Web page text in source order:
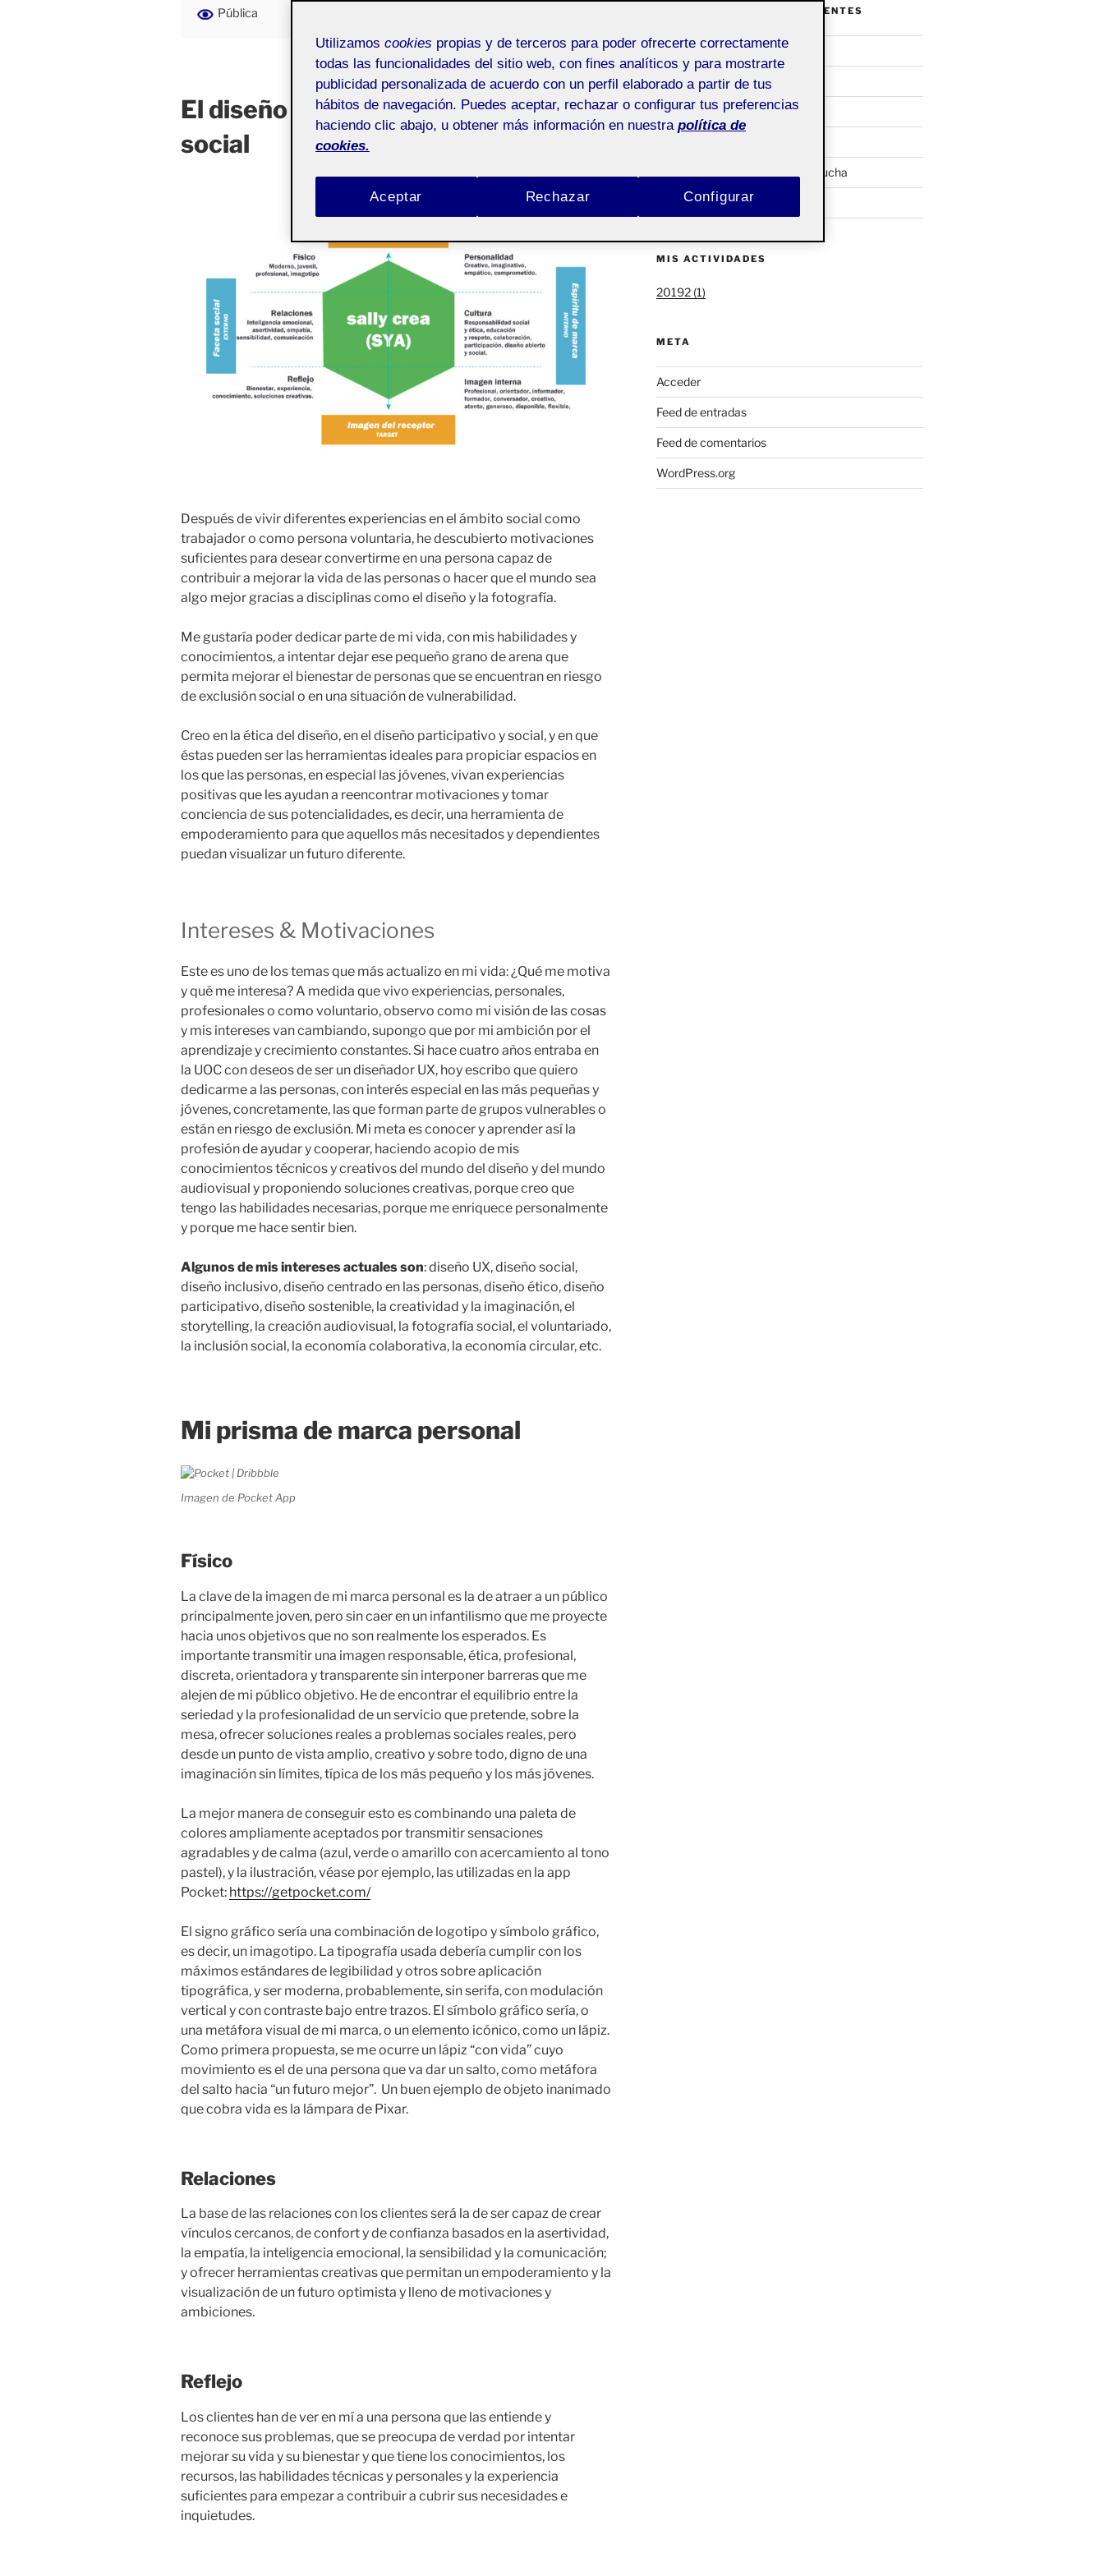
Pública
El diseño y la fotografía en el ámbito
social
Después de vivir diferentes experiencias en el ámbito social como
trabajador o como persona voluntaria, he descubierto motivaciones
suficientes para desear convertirme en una persona capaz de
contribuir a mejorar la vida de las personas o hacer que el mundo sea
algo mejor gracias a disciplinas como el diseño y la fotografía.
Me gustaría poder dedicar parte de mi vida, con mis habilidades y
conocimientos, a intentar dejar ese pequeño grano de arena que
permita mejorar el bienestar de personas que se encuentran en riesgo
de exclusión social o en una situación de vulnerabilidad.
Creo en la ética del diseño, en el diseño participativo y social, y en que
éstas pueden ser las herramientas ideales para propiciar espacios en
los que las personas, en especial las jóvenes, vivan experiencias
positivas que les ayudan a reencontrar motivaciones y tomar
conciencia de sus potencialidades, es decir, una herramienta de
empoderamiento para que aquellos más necesitados y dependientes
puedan visualizar un futuro diferente.
Intereses & Motivaciones
Este es uno de los temas que más actualizo en mi vida: ¿Qué me motiva
y qué me interesa? A medida que vivo experiencias, personales,
profesionales o como voluntario, observo como mi visión de las cosas
y mis intereses van cambiando, supongo que por mi ambición por el
aprendizaje y crecimiento constantes. Si hace cuatro años entraba en
la UOC con deseos de ser un diseñador UX, hoy escribo que quiero
dedicarme a las personas, con interés especial en las más pequeñas y
jóvenes, concretamente, las que forman parte de grupos vulnerables o
están en riesgo de exclusión. Mi meta es conocer y aprender así la
profesión de ayudar y cooperar, haciendo acopio de mis
conocimientos técnicos y creativos del mundo del diseño y del mundo
audiovisual y proponiendo soluciones creativas, porque creo que
tengo las habilidades necesarias, porque me enriquece personalmente
y porque me hace sentir bien.
Algunos de mis intereses actuales son: diseño UX, diseño social,
diseño inclusivo, diseño centrado en las personas, diseño ético, diseño
participativo, diseño sostenible, la creatividad y la imaginación, el
storytelling, la creación audiovisual, la fotografía social, el voluntariado,
la inclusión social, la economía colaborativa, la economía circular, etc.
Mi prisma de marca personal
Imagen de Pocket App
Físico
La clave de la imagen de mi marca personal es la de atraer a un público
principalmente joven, pero sin caer en un infantilismo que me proyecte
hacia unos objetivos que no son realmente los esperados. Es
importante transmitir una imagen responsable, ética, profesional,
discreta, orientadora y transparente sin interponer barreras que me
alejen de mi público objetivo. He de encontrar el equilibrio entre la
seriedad y la profesionalidad de un servicio que pretende, sobre la
mesa, ofrecer soluciones reales a problemas sociales reales, pero
desde un punto de vista amplio, creativo y sobre todo, digno de una
imaginación sin límites, típica de los más pequeño y los más jóvenes.
La mejor manera de conseguir esto es combinando una paleta de
colores ampliamente aceptados por transmitir sensaciones
agradables y de calma (azul, verde o amarillo con acercamiento al tono
pastel), y la ilustración, véase por ejemplo, las utilizadas en la app
Pocket: https://getpocket.com/
El signo gráfico sería una combinación de logotipo y símbolo gráfico,
es decir, un imagotipo. La tipografía usada debería cumplir con los
máximos estándares de legibilidad y otros sobre aplicación
tipográfica, y ser moderna, probablemente, sin serifa, con modulación
vertical y con contraste bajo entre trazos. El símbolo gráfico sería, o
una metáfora visual de mi marca, o un elemento icónico, como un lápiz.
Como primera propuesta, se me ocurre un lápiz“con vida” cuyo
movimiento es el de una persona que va dar un salto, como metáfora
del salto hacia “un futuro mejor”. Un buen ejemplo de objeto inanimado
que cobra vida es la lámpara de Pixar.
Relaciones
La base de las relaciones con los clientes será la de ser capaz de crear
vínculos cercanos, de confort y de confianza basados en la asertividad,
la empatía, la inteligencia emocional, la sensibilidad y la comunicación;
y ofrecer herramientas creativas que permitan un empoderamiento y la
visualización de un futuro optimista y lleno de motivaciones y
ambiciones.
Reflejo
Los clientes han de ver en mí a una persona que las entiende y
reconoce sus problemas, que se preocupa de verdad por intentar
mejorar su vida y su bienestar y que tiene los conocimientos, los
recursos, las habilidades técnicas y personales y la experiencia
suficientes para empezar a contribuir a cubrir sus necesidades e
inquietudes.
ACTIFOLIO ENTRADAS RECIENTES
Estrategia de comunicación
SallyCrea – Mockups
Yo, de mayor quiero ser…
Documento ejecutivo + Pechakucha
Bienvenidos y bienvenidas!
MIS ACTIVIDADES
20192 (1)
META
Acceder
Feed de entradas
Feed de comentarios
WordPress.org
Utilizamos cookies propias y de terceros para poder ofrecerte correctamente
todas las funcionalidades del sitio web, con fines analíticos y para mostrarte
publicidad personalizada de acuerdo con un perfil elaborado a partir de tus
hábitos de navegación. Puedes aceptar, rechazar o configurar tus preferencias
haciendo clic abajo, u obtener más información en nuestra política de
cookies.
Rechazar
Aceptar Configurar